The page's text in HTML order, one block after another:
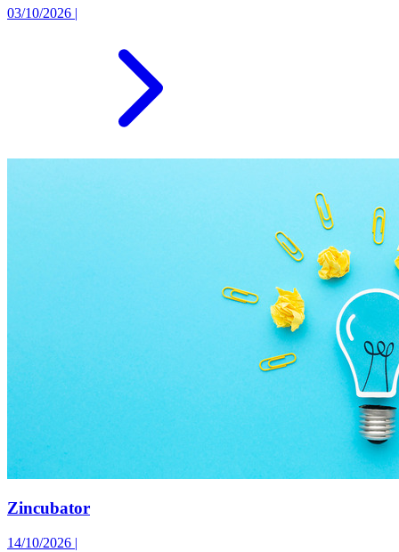
03/10/2026 |
Zincubator
14/10/2026 |